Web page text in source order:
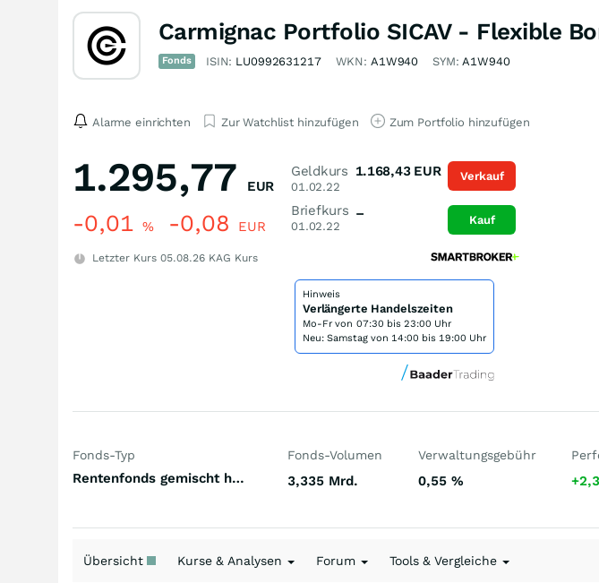
Carmignac Portfolio SICAV - Flexible
Fonds ISIN: LU0992631217 WKN: A1W940 SYM:A1W940
Alarme einrichten Zur Watchlist hinzufügen Zum Portfolio hinzufügen
1.295,77 EUR
-0,01 % -0,08 EUR
Letzter Kurs 05.08.26 KAG Kurs
Geldkurs
01.02.22
1.168,43 EUR
Briefkurs
01.02.22
–
Verkauf
Kauf
Hinweis
Verlängerte Handelszeiten
Mo-Fr von 07:30 bis 23:00 Uhr
Neu: Samstag von 14:00 bis 19:00 Uhr
Fonds-Typ
Rentenfonds gemischt höherverzinst Welt Hartwährungen (Welt)
Fonds-Volumen
3,335 Mrd.
Verwaltungsgebühr
0,55 %
Übersicht Kurse & Analysen Forum Tools & Vergleiche